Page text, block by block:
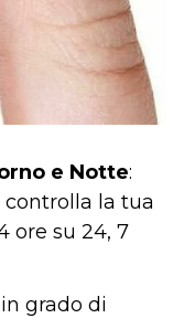
e Notte:
la tua
ore su 24, 7
grado di